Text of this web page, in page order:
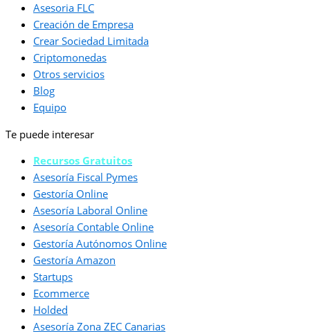
Asesoria FLC
Creación de Empresa
Crear Sociedad Limitada
Criptomonedas
Otros servicios
Blog
Equipo
Te puede interesar
Recursos Gratuitos
Asesoría Fiscal Pymes
Gestoría Online
Asesoría Laboral Online
Asesoría Contable Online
Gestoría Autónomos Online
Gestoría Amazon
Startups
Ecommerce
Holded
Asesoría Zona ZEC Canarias